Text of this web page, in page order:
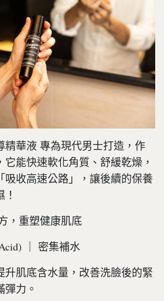
精華液 專為現代男士打造，作
能快速軟化角質、舒緩乾燥，
吸收高速公路」，讓後續的保養
，重塑健康肌底
｜ 密集補水
升肌底含水量，改善洗臉後的緊
力。